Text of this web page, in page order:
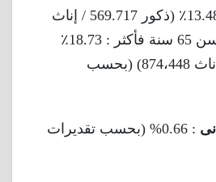
سن 55-64 سنة: 13.48٪ (ذكور 569.717 / إناث
563.482) … من سن 65 سنة فأكثر : 18.73٪
(ذكور 699،750 / إناث 874،448) (بحسب
: 0.66% (بحسب تقديرات